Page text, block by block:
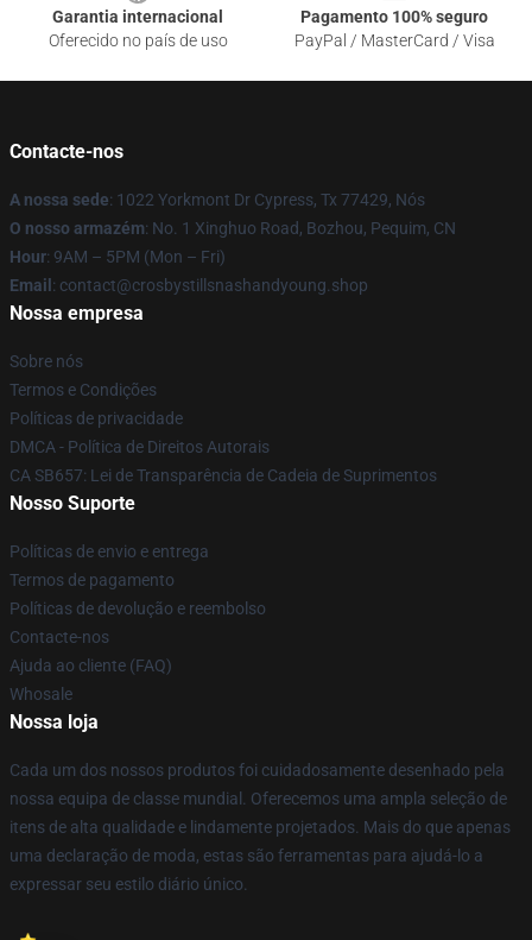
Garantia internacional
Oferecido no país de uso
Pagamento 100% seguro
PayPal / MasterCard / Visa
Contacte-nos
A nossa sede: 1022 Yorkmont Dr Cypress, Tx 77429, Nós
O nosso armazém: No. 1 Xinghuo Road, Bozhou, Pequim, CN
Hour: 9AM – 5PM (Mon – Fri)
Email : contact@crosbystillsnashandyoung.shop
Nossa empresa
Sobre nós
Termos e Condições
Políticas de privacidade
DMCA - Política de Direitos Autorais
CA SB657: Lei de Transparência de Cadeia de Suprimentos
Nosso Suporte
Políticas de envio e entrega
Termos de pagamento
Políticas de devolução e reembolso
Contacte-nos
Ajuda ao cliente (FAQ)
Whosale
Nossa loja
Cada um dos nossos produtos foi cuidadosamente desenhado pela
nossa equipa de classe mundial. Oferecemos uma ampla seleção de
itens de alta qualidade e lindamente projetados. Mais do que apenas
uma declaração de moda, estas são ferramentas para ajudá-lo a
expressar seu estilo diário único.